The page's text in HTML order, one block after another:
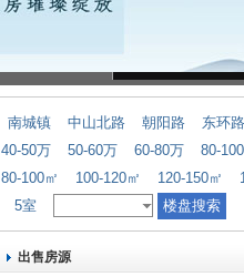
南城镇 中山北路 朝阳路
东环路
40-50万 50-60万 60-80万
80-
80-100㎡ 100-120㎡ 120-150㎡
5室
出售房源